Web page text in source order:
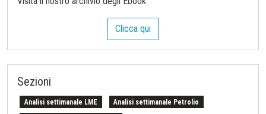
Clicca qui
Sezioni
Analisi settimanale LME Analisi settimanale Petrolio